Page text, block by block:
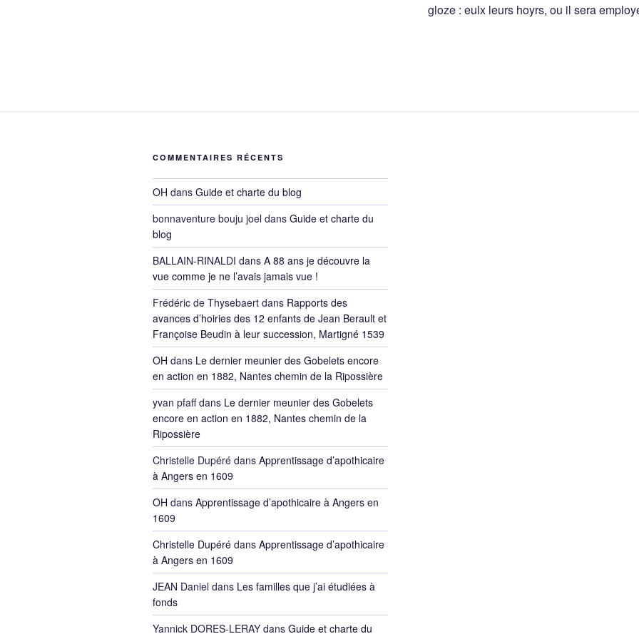
gloze : eulx leurs hoyrs, ou il sera
COMMENTAIRES RÉCENTS
OH dans Guide et charte du blog
bonnaventure bouju joel dans Guide et charte du
blog
BALLAIN-RINALDI dans A 88 ans je découvre la
vue comme je ne l’avais jamais vue !
Frédéric de Thysebaert dans Rapports des
avances d’hoiries des 12 enfants de Jean Berault et
Françoise Beudin à leur succession, Martigné 1539
OH dans Le dernier meunier des Gobelets encore
en action en 1882, Nantes chemin de la Ripossière
yvan pfaffdans Le dernier meunier des Gobelets
encore en action en 1882, Nantes chemin de la
Ripossière
Christelle Dupéré dans Apprentissage d’apothicaire
à Angers en 1609
OH dans Apprentissage d’apothicaire à Angers en
1609
Christelle Dupéré dans Apprentissage d’apothicaire
à Angers en 1609
JEAN Daniel dans Les familles que j’ai étudiées à
fonds
Yannick DORES-LERAY dans Guide et charte du